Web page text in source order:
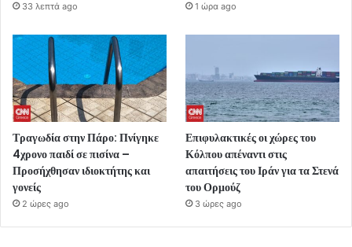
33 λεπτά ago 1 ώρα ago
Τραγωδία στην Πάρο: Πνίγηκε
4χρονο παιδί σε πισίνα –
Προσήχθησαν ιδιοκτήτης και
γονείς
2 ώρες ago
Επιφυλακτικές οι χώρες του
Κόλπου απέναντι στις
απαιτήσεις του Ιράν για τα Στενά
του Ορμούζ
3 ώρες ago